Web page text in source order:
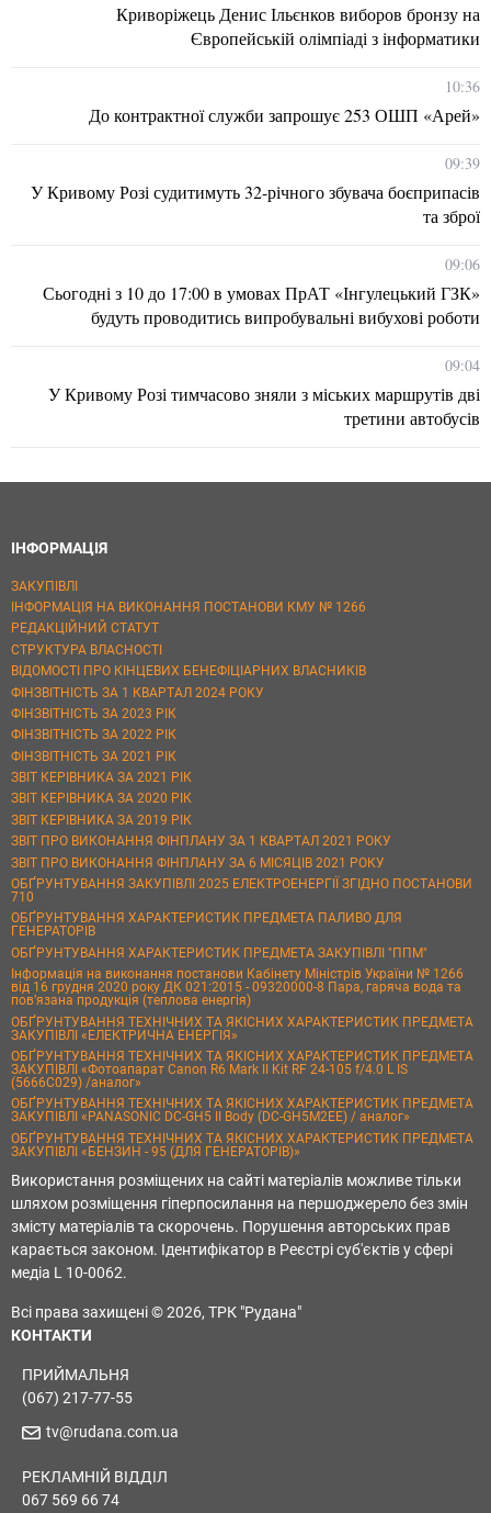
Криворіжець Денис Ільєнков виборов бронзу на
Європейській олімпіаді з інформатики
10:36
До контрактної служби запрошує 253 ОШП «Арей»
09:39
У Кривому Розі судитимуть 32-річного збувача боєприпасів
та зброї
09:06
Сьогодні з 10 до 17:00 в умовах ПрАТ «Інгулецький ГЗК»
будуть проводитись випробувальні вибухові роботи
09:04
У Кривому Розі тимчасово зняли з міських маршрутів дві
третини автобусів
ІНФОРМАЦІЯ
ЗАКУПІВЛІ
ІНФОРМАЦІЯ НА ВИКОНАННЯ ПОСТАНОВИ КМУ № 1266
РЕДАКЦІЙНИЙ СТАТУТ
СТРУКТУРА ВЛАСНОСТІ
ВІДОМОСТІ ПРО КІНЦЕВИХ БЕНЕФІЦІАРНИХ ВЛАСНИКІВ
ФІНЗВІТНІСТЬ ЗА 1 КВАРТАЛ 2024 РОКУ
ФІНЗВІТНІСТЬ ЗА 2023 РІК
ФІНЗВІТНІСТЬ ЗА 2022 РІК
ФІНЗВІТНІСТЬ ЗА 2021 РІК
ЗВІТ КЕРІВНИКА ЗА 2021 РІК
ЗВІТ КЕРІВНИКА ЗА 2020 РІК
ЗВІТ КЕРІВНИКА ЗА 2019 РІК
ЗВІТ ПРО ВИКОНАННЯ ФІНПЛАНУ ЗА 1 КВАРТАЛ 2021 РОКУ
ЗВІТ ПРО ВИКОНАННЯ ФІНПЛАНУ ЗА 6 МІСЯЦІВ 2021 РОКУ
ОБҐРУНТУВАННЯ ЗАКУПІВЛІ 2025 ЕЛЕКТРОЕНЕРГІЇ ЗГІДНО ПОСТАНОВИ
710
ОБҐРУНТУВАННЯ ХАРАКТЕРИСТИК ПРЕДМЕТА ПАЛИВО ДЛЯ
ГЕНЕРАТОРІВ
ОБҐРУНТУВАННЯ ХАРАКТЕРИСТИК ПРЕДМЕТА ЗАКУПІВЛІ "ППМ"
Інформація на виконання постанови Кабінету Міністрів України № 1266
від 16 грудня 2020 року ДК 021:2015 - 09320000-8 Пара, гаряча вода та
пов’язана продукція (теплова енергія)
ОБҐРУНТУВАННЯ ТЕХНІЧНИХ ТА ЯКІСНИХ ХАРАКТЕРИСТИК ПРЕДМЕТА
ЗАКУПІВЛІ «ЕЛЕКТРИЧНА ЕНЕРГІЯ»
ОБҐРУНТУВАННЯ ТЕХНІЧНИХ ТА ЯКІСНИХ ХАРАКТЕРИСТИК ПРЕДМЕТА
ЗАКУПІВЛІ «Фотоапарат Canon R6 Mark II Kit RF 24-105 f/4.0 L IS
(5666C029) /аналог»
ОБҐРУНТУВАННЯ ТЕХНІЧНИХ ТА ЯКІСНИХ ХАРАКТЕРИСТИК ПРЕДМЕТА
ЗАКУПІВЛІ «PANASONIC DC-GH5 II Body (DC-GH5M2EE) / аналог»
ОБҐРУНТУВАННЯ ТЕХНІЧНИХ ТА ЯКІСНИХ ХАРАКТЕРИСТИК ПРЕДМЕТА
ЗАКУПІВЛІ «БЕНЗИН - 95 (ДЛЯ ГЕНЕРАТОРІВ)»
Використання розміщених на сайті матеріалів можливе тільки
шляхом розміщення гіперпосилання на першоджерело без змін
змісту матеріалів та скорочень. Порушення авторських прав
карається законом. Ідентифікатор в Реєстрі суб'єктів у сфері
медіа L 10-0062.
Всі права захищені © 2026, ТРК "Рудана"
КОНТАКТИ
ПРИЙМАЛЬНЯ
(067) 217-77-55
tv@rudana.com.ua
РЕКЛАМНІЙ ВІДДІЛ
067 569 66 74